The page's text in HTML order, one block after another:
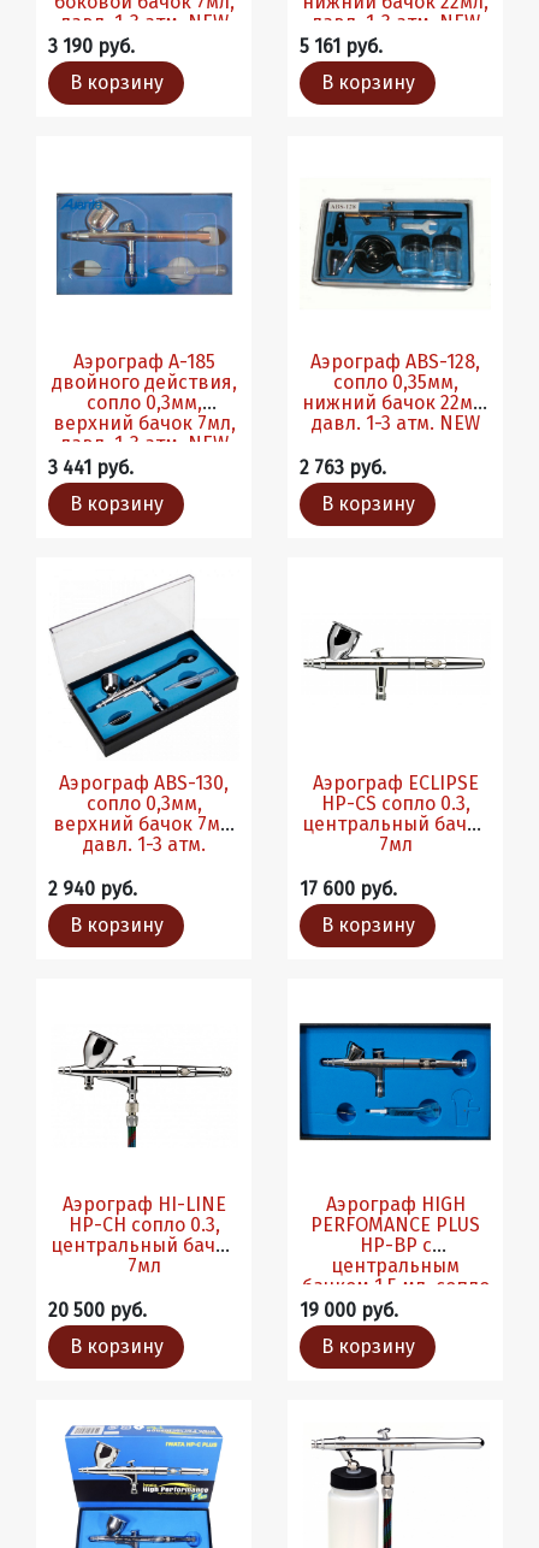
давл. 1-3 атм. NEW
3 190 руб.
В корзину
давл. 1-3 атм. NEW
5 161 руб.
В корзину
Аэрограф A-185
двойного действия,
сопло 0,3мм,
верхний бачок 7мл,
давл. 1-3 атм. NEW
3 441 руб.
В корзину
Аэрограф ABS-128,
сопло 0,35мм,
нижний бачок 22мл,
давл. 1-3 атм. NEW
2 763 руб.
В корзину
Аэрограф ABS-130,
сопло 0,3мм,
верхний бачок 7мл,
давл. 1-3 атм.
2 940 руб.
В корзину
Аэрограф EСLIPSE
HP-CS сопло 0.3,
центральный бачок
7мл
17 600 руб.
В корзину
Аэрограф HI-LINE
HP-CH сопло 0.3,
центральный бачок
7мл
20 500 руб.
В корзину
Аэрограф HIGH
PERFOMANCE PLUS
HP-BP с
центральным
бачком 1.5 мл, сопло
0,2мм
19 000 руб.
В корзину